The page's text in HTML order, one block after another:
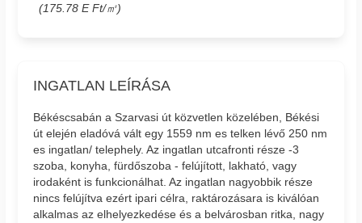
(175.78 E Ft/㎡)
INGATLAN LEÍRÁSA
Békéscsabán a Szarvasi út közvetlen közelében, Békési
út elején eladóvá vált egy 1559 nm es telken lévő 250 nm
es ingatlan/ telephely. Az ingatlan utcafronti része -3
szoba, konyha, fürdőszoba - felújított, lakható, vagy
irodaként is funkcionálhat. Az ingatlan nagyobbik része
nincs felújítva ezért ipari célra, raktározásara is kiválóan
alkalmas az elhelyezkedése és a belvárosban ritka, nagy